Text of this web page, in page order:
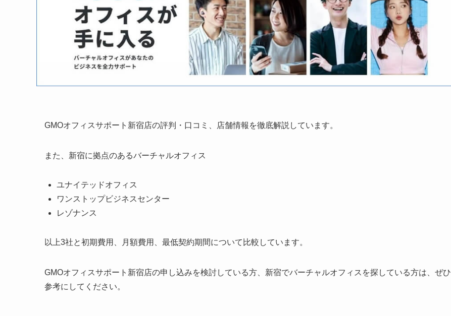
GMOオフィスサポート新宿店の評判・口コミ、店舗情報を徹底解説しています。
また、新宿に拠点のあるバーチャルオフィス
ユナイテッドオフィス
ワンストップビジネスセンター
レゾナンス
以上3社と初期費用、月額費用、最低契約期間について比較しています。
GMOオフィスサポート新宿店の申し込みを検討している方、新宿でバーチャルオフィスを探している方は、ぜひ
参考にしてください。